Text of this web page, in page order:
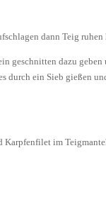
dann Teig ruhen
geschnitten dazu geben
durch ein Sieb gießen
Karpfenfilet im